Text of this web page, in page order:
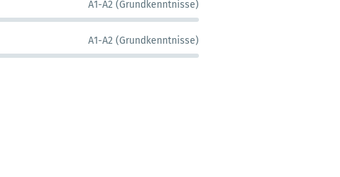
A1-A2 (Grundkenntnisse)
A1-A2 (Grundkenntnisse)